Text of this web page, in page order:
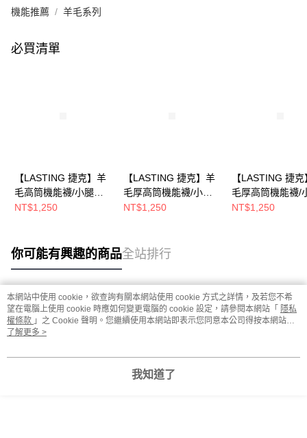
機能推薦 羊毛系列
必買清單
【LASTING 捷克】羊
毛高筒機能襪/小腿襪/
滑雪襪/膝下襪(LT-
NT$1,250
【LASTING 捷克】羊
毛厚高筒機能襪/小腿
襪/滑雪襪/膝下襪(LT-
NT$1,250
【LASTING 捷
毛厚高筒機能襪/
襪/滑雪襪/膝下襪
NT$1,250
你可能有興趣的商品全站排行
熱門標籤
本網站中使用 cookie，欲查詢有關本網站使用 cookie 方式之詳情，及若您不希
望在電腦上使用 cookie 時應如何變更電腦的 cookie 設定，請參閱本網站「 隱私
權條款 」之 Cookie 聲明。您繼續使用本網站即表示您同意本公司得按本網站使
用條款之 Cookie 聲明使用 cookie。
了解更多 >
我知道了